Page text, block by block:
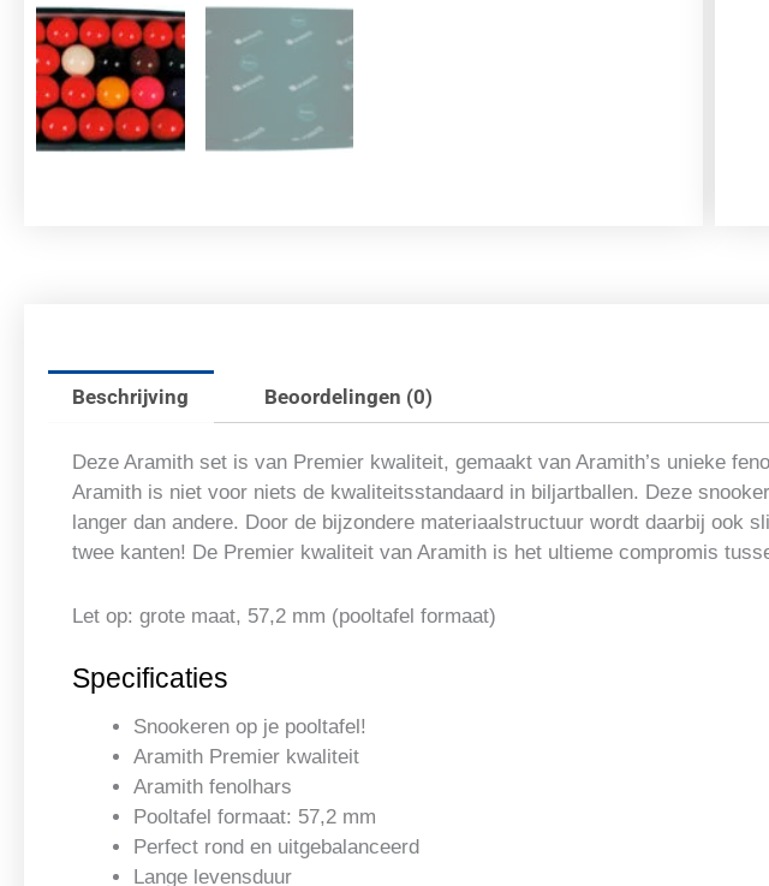
Beschrijving Beoordelingen (0)
Deze Aramith set is van Premier kwaliteit, gemaakt van Aramith’s unieke
Aramith is niet voor niets de kwaliteitsstandaard in biljartballen. Deze
langer dan andere. Door de bijzondere materiaalstructuur wordt daarbij ook
twee kanten! De Premier kwaliteit van Aramith is het ultieme compromis
Let op: grote maat, 57,2 mm (pooltafel formaat)
Specificaties
Snookeren op je pooltafel!
Aramith Premier kwaliteit
Aramith fenolhars
Pooltafel formaat: 57,2 mm
Perfect rond en uitgebalanceerd
Lange levensduur